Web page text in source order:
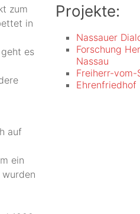
zum
in
es
auf
ein
Projekte:
Nassauer
Forschung
Nassau
Freiherr-
Ehrenfriedhof